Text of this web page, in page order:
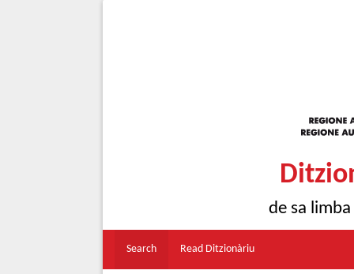
de sa
Search Read Ditzionàriu